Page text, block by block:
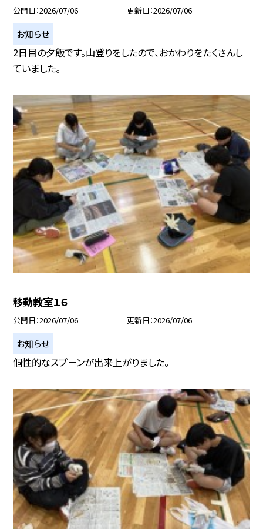
公開日 2026/07/06 更新日 2026/07/06
お知らせ
2日目の夕飯です。山登りをしたので、おかわりをたくさんし
ていました。
移動教室１６
公開日 2026/07/06 更新日 2026/07/06
お知らせ
個性的なスプーンが出来上がりました。